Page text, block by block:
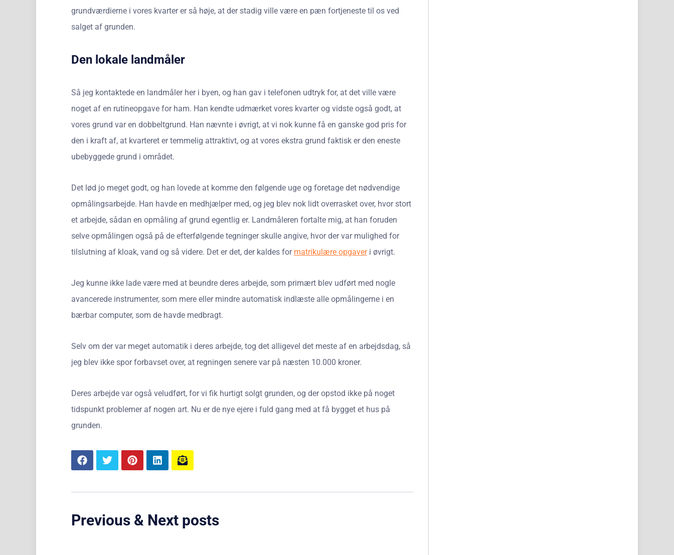
grundværdierne i vores kvarter er så høje, at der stadig ville være en pæn fortjeneste til os ved
salget af grunden.
Den lokale landmåler
Så jeg kontaktede en landmåler her i byen, og han gav i telefonen udtryk for, at det ville være
noget af en rutineopgave for ham. Han kendte udmærket vores kvarter og vidste også godt, at
vores grund var en dobbeltgrund. Han nævnte i øvrigt, at vi nok kunne få en ganske god pris for
den i kraft af, at kvarteret er temmelig attraktivt, og at vores ekstra grund faktisk er den eneste
ubebyggede grund i området.
Det lød jo meget godt, og han lovede at komme den følgende uge og foretage det nødvendige
opmålingsarbejde. Han havde en medhjælper med, og jeg blev nok lidt overrasket over, hvor stort
et arbejde, sådan en opmåling af grund egentlig er. Landmåleren fortalte mig, at han foruden
selve opmålingen også på de efterfølgende tegninger skulle angive, hvor der var mulighed for
tilslutning af kloak, vand og så videre. Det er det, der kaldes for matrikulære opgaveri øvrigt.
Jeg kunne ikke lade være med at beundre deres arbejde, som primært blev udført med nogle
avancerede instrumenter, som mere eller mindre automatisk indlæste alle opmålingerne i en
bærbar computer, som de havde medbragt.
Selv om der var meget automatik i deres arbejde, tog det alligevel det meste af en arbejdsdag, så
jeg blev ikke spor forbavset over, at regningen senere var på næsten 10.000 kroner.
Deres arbejde var også veludført, for vi fik hurtigt solgt grunden, og der opstod ikke på noget
tidspunkt problemer af nogen art. Nu er de nye ejere i fuld gang med at få bygget et hus på
grunden.
Previous & Next posts